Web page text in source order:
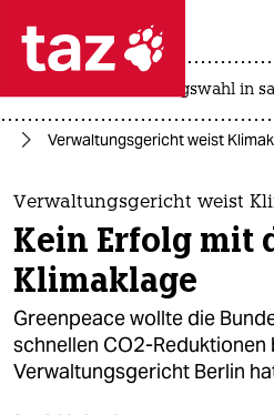
 taz zahl
taz zahl ich
themen
politik
öko
gesellschaft
landtagswahl in
Verwaltungsgericht weist
Verwaltungsgericht weist
Kein Erfolg mit
Klimaklage
Greenpeace wollte die
schnellen CO2-Reduktionen
Verwaltungsgericht Berlin